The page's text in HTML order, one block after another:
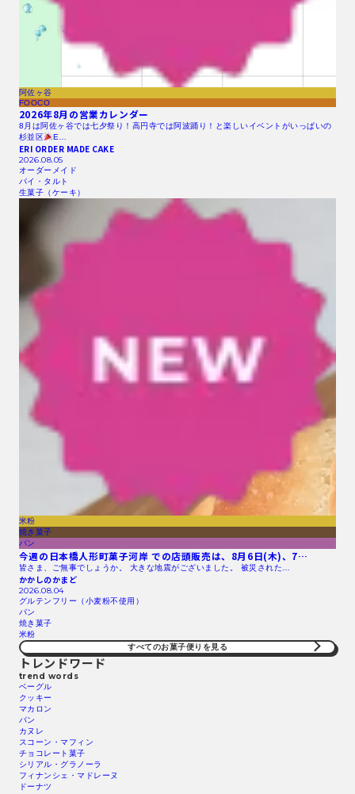
阿佐ヶ谷
FOOCO
2026年8月の営業カレンダー
8月は阿佐ヶ谷では七夕祭り！高円寺では阿波踊り！と楽しいイベントがいっぱいの
杉並区
E…
ERI ORDER MADE CAKE
2026.08.05
オーダーメイド
パイ・タルト
生菓子（ケーキ）
米粉
焼き菓子
パン
今週の日本橋人形町菓子河岸 での店頭販売は、8月6日(木)、7…
皆さま、ご無事でしょうか。 大きな地震がございました。 被災された…
かかしのかまど
2026.08.04
グルテンフリー（小麦粉不使用）
パン
焼き菓子
米粉
すべてのお菓子便りを見る
トレンドワード
trend words
ベーグル
クッキー
マカロン
パン
カヌレ
スコーン・マフィン
チョコレート菓子
シリアル・グラノーラ
フィナンシェ・マドレーヌ
ドーナツ